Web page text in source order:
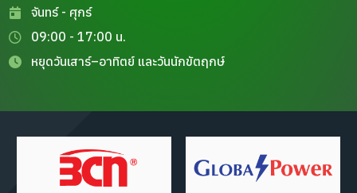
จันทร์ - ศุกร์
09:00 - 17:00 น.
หยุดวันเสาร์–อาทิตย์ และวันนักขัตฤกษ์